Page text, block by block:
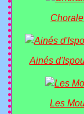
Ainés
Les